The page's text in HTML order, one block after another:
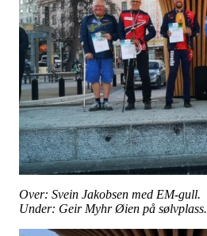
Over: Svein Jakobsen med EM-gull.
Under: Geir Myhr Øien på sølvplass.